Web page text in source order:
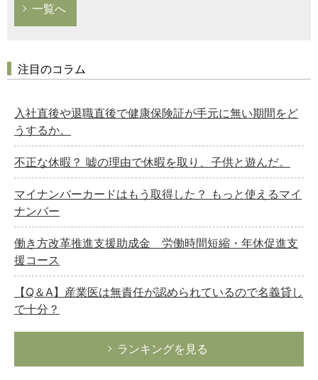
一覧へ
注目のコラム
入社直後や退職直後で健康保険証が手元に無い期間をど
うするか。
不正な休暇？ 嘘の理由で休暇を取り、子供と遊んだ。
マイナンバーカードはもう取得した？ もっと使えるマイ
ナンバー
働き方改革推進支援助成金 労働時間短縮・年休促進支
援コース
【Q＆A】産業医は無責任が認められているので名義貸し
で十分？
ランキングを見る